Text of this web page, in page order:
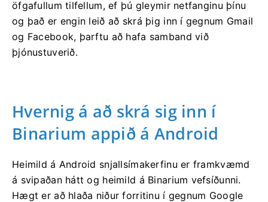
öfgafullum tilfellum, ef þú gleymir netfanginu þínu
og það er engin leið að skrá þig inn í gegnum Gmail
og Facebook, þarftu að hafa samband við
þjónustuverið.
Hvernig á að skrá sig inn í
Binarium appið á Android
Heimild á Android snjallsímakerfinu er framkvæmd
á svipaðan hátt og heimild á Binarium vefsíðunni.
Hægt er að hlaða niður forritinu í gegnum Google